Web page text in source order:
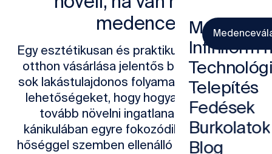
Medencék
Infiniform
Telepítés
Fedések
Burkolatok
Blog
medence
Egy esztétikusan és praktikusan kialakított
otthon vásárlása jelentős befektetés, és
sok lakástulajdonos folyamatosan keresi a
lehetőségeket, hogy hogyan tudná még
tovább növelni ingatlana értékét. A
kánikulában egyre fokozódik a kereslet a
hőséggel szemben ellenálló lakóingatlanok